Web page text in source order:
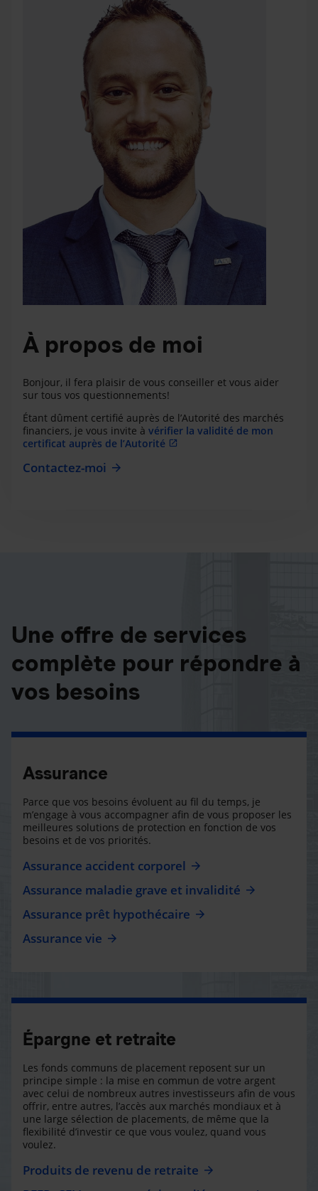
À propos de moi
Bonjour, il fera plaisir de vous conseiller et vous aider
sur tous vos questionnements!
Étant dûment certifié auprès de l’Autorité des marchés
financiers, je vous invite à vérifier la validité de mon
certificat auprès de l’Autorité
Contactez-moi
Une offre de services
complète pour répondre à
vos besoins
Assurance
Parce que vos besoins évoluent au fil du temps, je
m’engage à vous accompagner afin de vous proposer les
meilleures solutions de protection en fonction de vos
besoins et de vos priorités.
Assurance accident corporel
Assurance maladie grave et invalidité
Assurance prêt hypothécaire
Assurance vie
Épargne et retraite
Les fonds communs de placement reposent sur un
principe simple : la mise en commun de votre argent
avec celui de nombreux autres investisseurs afin de vous
offrir, entre autres, l’accès aux marchés mondiaux et à
une large sélection de placements, de même que la
flexibilité d’investir ce que vous voulez, quand vous
voulez.
Produits de revenu de retraite